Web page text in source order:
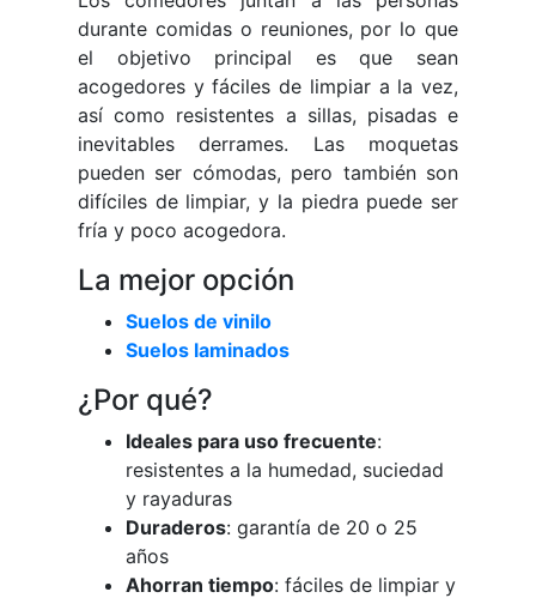
durante comidas o reuniones, por lo que
el objetivo principal es que sean
acogedores y fáciles de limpiar a la vez,
así como resistentes a sillas, pisadas e
inevitables derrames. Las moquetas
pueden ser cómodas, pero también son
difíciles de limpiar, y la piedra puede ser
fría y poco acogedora.
La mejor opción
Suelos de vinilo
Suelos laminados
¿Por qué?
Ideales para uso frecuente:
resistentes a la humedad, suciedad
y rayaduras
Duraderos: garantía de 20 o 25
años
Ahorran tiempo: fáciles de limpiar y